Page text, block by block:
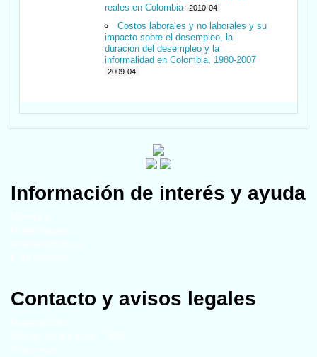
reales en Colombia
2010-04
Costos laborales y no laborales y su
impacto sobre el desempleo, la
duración del desempleo y la
informalidad en Colombia, 1980-2007
2009-04
Información de interés y ayuda
Contacto y avisos legales